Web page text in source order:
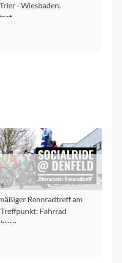
- Wiesbaden.
Rennradtreff am
Fahrrad